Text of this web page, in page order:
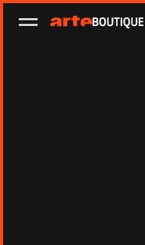
Ouvrir le menu